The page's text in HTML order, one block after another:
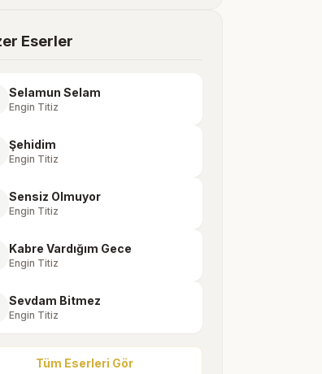
Eserler
Selamun Selam
Engin Titiz
Şehidim
Engin Titiz
Sensiz Olmuyor
Engin Titiz
Kabre Vardığım Gece
Engin Titiz
Sevdam Bitmez
Engin Titiz
Tüm Eserleri Gör